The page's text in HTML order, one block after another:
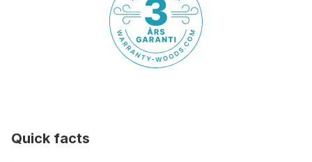
Holder små rom fri for fukt og mugg.
Vifteeffekt
Stillegående drift
Quick facts